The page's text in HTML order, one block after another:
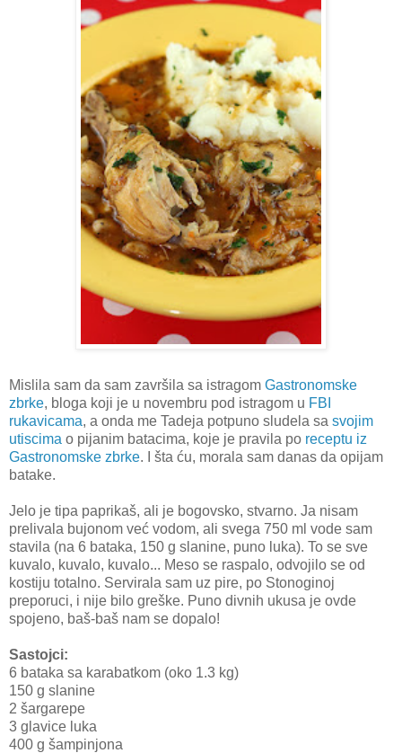
Mislila sam da sam završila sa istragom Gastronomske
zbrke, bloga koji je u novembru pod istragom u FBI
rukavicama, a onda me Tadeja potpuno sludela sa svojim
utiscima o pijanim batacima, koje je pravila po receptu iz
Gastronomske zbrke. I šta ću, morala sam danas da opijam
batake.
Jelo je tipa paprikaš, ali je bogovsko, stvarno. Ja nisam
prelivala bujonom već vodom, ali svega 750 ml vode sam
stavila (na 6 bataka, 150 g slanine, puno luka). To se sve
kuvalo, kuvalo, kuvalo... Meso se raspalo, odvojilo se od
kostiju totalno. Servirala sam uz pire, po Stonoginoj
preporuci, i nije bilo greške. Puno divnih ukusa je ovde
spojeno, baš-baš nam se dopalo!
Sastojci:
6 bataka sa karabatkom (oko 1.3 kg)
150 g slanine
2 šargarepe
3 glavice luka
400 g šampinjona